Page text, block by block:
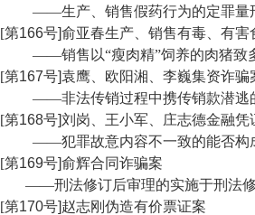
——生产、销售假药行为的定罪量
[第166号]俞亚春生产、销售有毒、有害
——销售以“瘦肉精”饲养的肉猪致
[第167号]袁鹰、欧阳湘、李巍集资诈骗
——非法传销过程中携传销款潜逃
[第168号]刘岗、王小军、庄志德金融凭
——犯罪故意内容不一致的能否构
[第169号]俞辉合同诈骗案
——刑法修订后审理的实施于刑法
[第170号]赵志刚伪造有价票证案